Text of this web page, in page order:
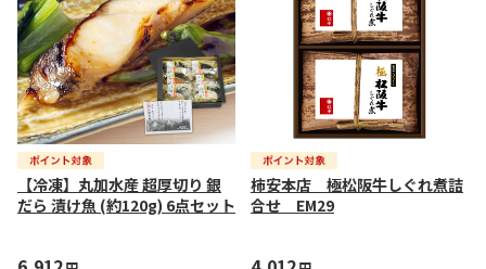
【冷凍】丸加水産 超厚切り 銀
だら 漬け魚 (約120g) 6点セット
柿安本店 極松阪牛しぐれ煮詰
合せ EM29